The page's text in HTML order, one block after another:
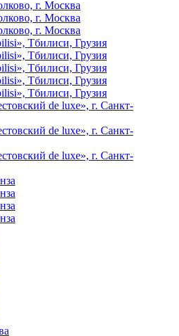
г. Москва
г. Москва
г. Москва
Тбилиси, Грузия
Тбилиси, Грузия
Тбилиси, Грузия
Тбилиси, Грузия
Тбилиси, Грузия
de luxe», г. Санкт-
de luxe», г. Санкт-
de luxe», г. Санкт-